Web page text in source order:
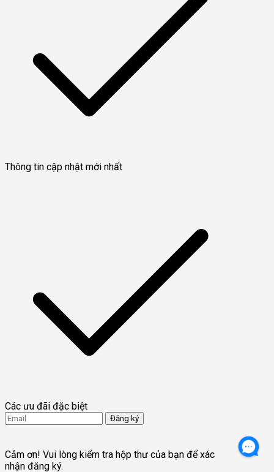
Thông tin cập nhật mới nhất
Các ưu đãi đặc biệt
Đăng ký
Cảm ơn! Vui lòng kiểm tra hộp thư của bạn để xác
nhận đăng ký.